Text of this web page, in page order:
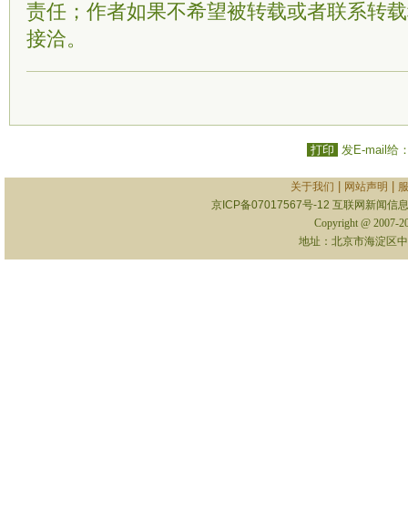
责任；作者如果不希望被转载或者联系转
接洽。
打印 发E-mail给
关于我们 网站声明
京ICP备07017567号-12 互联网新闻信
Copyright @ 2007-
地址：北京市海淀区